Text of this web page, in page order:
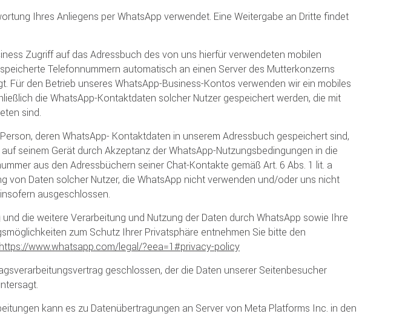
Ihres Anliegens per WhatsApp verwendet. Eine Weitergabe an Dritte findet
Zugriff auf das Adressbuch des von uns hierfür verwendeten mobilen
Telefonnummern automatisch an einen Server des Mutterkonzerns
Für den Betrieb unseres WhatsApp-Business-Kontos verwenden wir ein mobiles
die WhatsApp-Kontaktdaten solcher Nutzer gespeichert werden, die mit
sind.
deren WhatsApp- Kontaktdaten in unserem Adressbuch gespeichert sind,
seinem Gerät durch Akzeptanz der WhatsApp-Nutzungsbedingungen in die
aus den Adressbüchern seiner Chat-Kontakte gemäß Art. 6 Abs. 1 lit. a
von Daten solcher Nutzer, die WhatsApp nicht verwenden und/oder uns nicht
ausgeschlossen.
die weitere Verarbeitung und Nutzung der Daten durch WhatsApp sowie Ihre
zum Schutz Ihrer Privatsphäre entnehmen Sie bitte den
https://www.whatsapp.com/legal /?eea=1#privacy-policy
geschlossen, der die Daten unserer Seitenbesucher
kann es zu Datenübertragungen an Server von Meta Platforms Inc. in den